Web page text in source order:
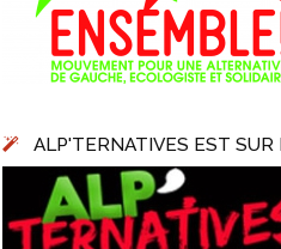
ALP'TERNATIVES EST SUR